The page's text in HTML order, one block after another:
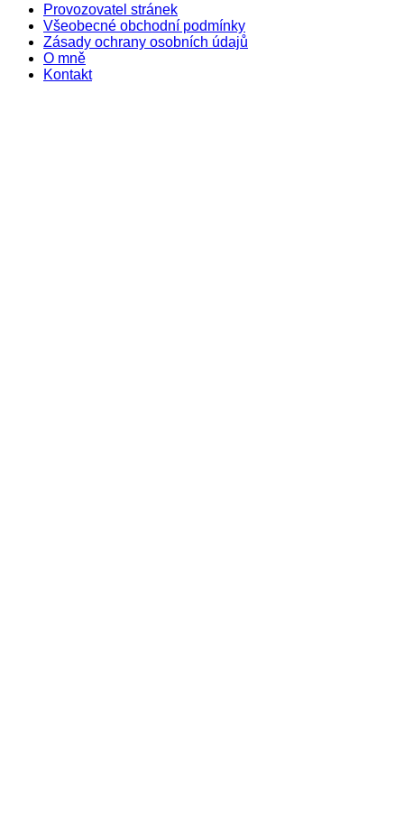
Provozovatel stránek
Všeobecné obchodní podmínky
Zásady ochrany osobních údajů
O mně
Kontakt